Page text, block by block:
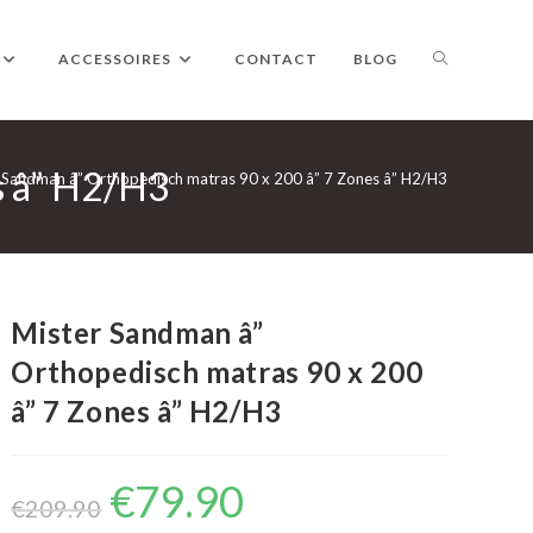
ACCESSOIRES CONTACT BLOG TOGGLE
WEBSITE
â” H2/H3
â” Orthopedisch matras 90 x 200 â” 7 Zones â” H2/H3
Mister Sandman â”
Orthopedisch matras 90 x 200
â” 7 Zones â” H2/H3
€209.90
Oorspronkelijke
prijs
was:
€79.90